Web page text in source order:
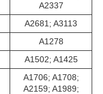
A2337
A2681; A3113
A1278
A1502; A1425
A1706; A1708;
A2159; A1989;